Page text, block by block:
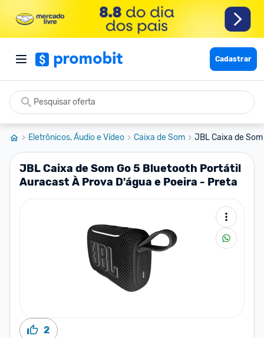
Cadastrar
Eletrônicos, Áudio e Vídeo Caixa de Som JBL Caixa de
JBL Caixa de Som Go 5 Bluetooth Portátil
Auracast À Prova D'água e Poeira - Preta
2